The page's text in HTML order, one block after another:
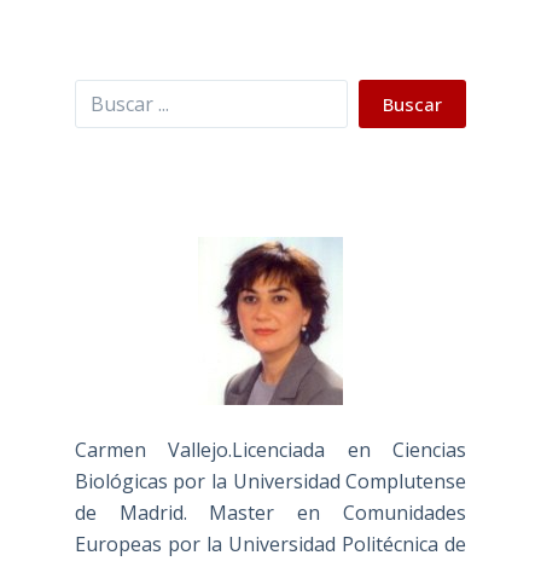
Buscar Buscar
Carmen Vallejo.Licenciada en Ciencias
Biológicas por la Universidad Complutense
de Madrid. Master en Comunidades
Europeas por la Universidad Politécnica de